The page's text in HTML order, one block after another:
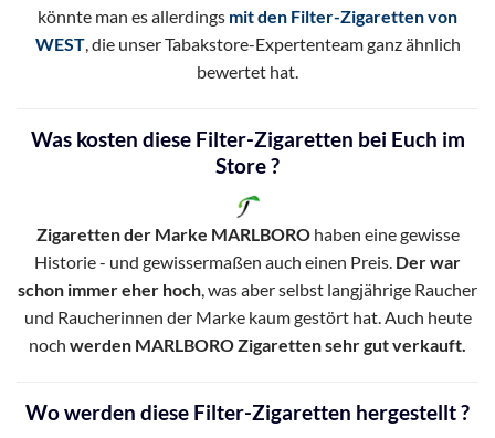
könnte man es allerdings mit den Filter-Zigaretten von
WEST, die unser Tabakstore-Expertenteam ganz ähnlich
bewertet hat.
Was kosten diese Filter-Zigaretten bei Euch im
Store ?
Zigaretten der Marke MARLBOROhaben eine gewisse
Historie - und gewissermaßen auch einen Preis. Der war
schon immer eher hoch , was aber selbst langjährige Raucher
und Raucherinnen der Marke kaum gestört hat. Auch heute
noch werden MARLBORO Zigaretten sehr gut verkauft.
Wo werden diese Filter-Zigaretten hergestellt ?